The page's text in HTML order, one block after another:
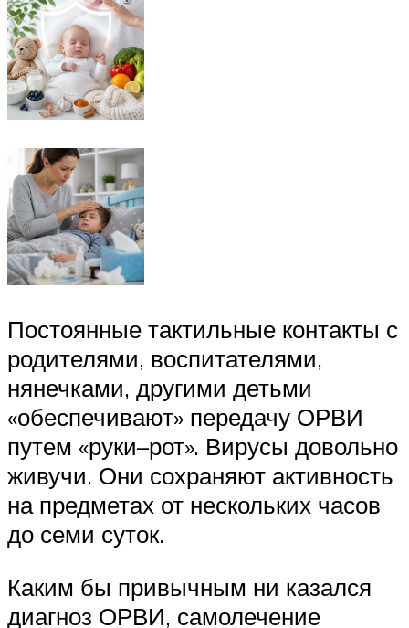
Постоянные тактильные контакты с
родителями, воспитателями,
нянечками, другими детьми
«обеспечивают» передачу ОРВИ
путем «руки–рот». Вирусы довольно
живучи. Они сохраняют активность
на предметах от нескольких часов
до семи суток.
Каким бы привычным ни казался
диагноз ОРВИ, самолечение